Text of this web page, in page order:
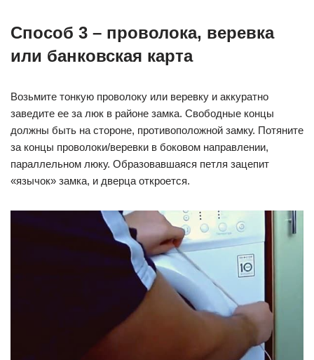
Способ 3 – проволока, веревка
или банковская карта
Возьмите тонкую проволоку или веревку и аккуратно
заведите ее за люк в районе замка. Свободные концы
должны быть на стороне, противоположной замку. Потяните
за концы проволоки/веревки в боковом направлении,
параллельном люку. Образовавшаяся петля зацепит
«язычок» замка, и дверца откроется.